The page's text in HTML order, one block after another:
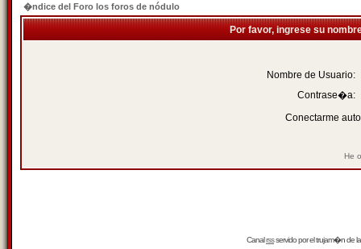
�ndice del Foro los foros de nódulo
Por favor, ingrese su
Nombre de Usuario:
Contrase�a:
Conectarme
He
Canalrssservido por eltrujam�nde